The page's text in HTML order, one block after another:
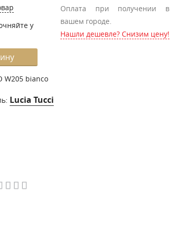
у
W205 bianco
Lucia Tucci
Оплата при получении в
вашем городе.
Нашли дешевле? Снизим цену!